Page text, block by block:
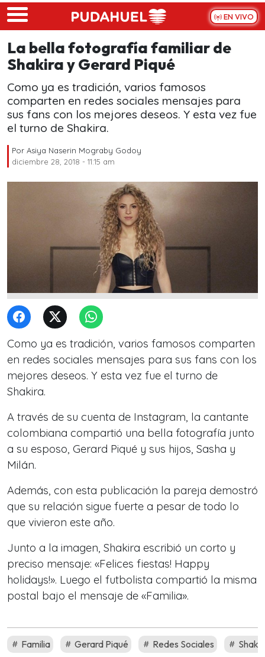
Skip to main content
EN VIVO
La bella fotografía familiar de
Shakira y Gerard Piqué
Como ya es tradición, varios famosos
comparten en redes sociales mensajes para
sus fans con los mejores deseos. Y esta vez fue
el turno de Shakira.
Por Asiya Naserin Mograby Godoy
diciembre 28, 2018 - 11:15 am
Como ya es tradición, varios famosos comparten
en redes sociales mensajes para sus fans con los
mejores deseos. Y esta vez fue el turno de
Shakira.
A través de su cuenta de Instagram, la cantante
colombiana compartió una bella fotografía junto
a su esposo, Gerard Piqué y sus hijos, Sasha y
Milán.
Además, con esta publicación la pareja demostró
que su relación sigue fuerte a pesar de todo lo
que vivieron este año.
Junto a la imagen, Shakira escribió un corto y
preciso mensaje: «Felices fiestas! Happy
holidays!». Luego el futbolista compartió la misma
postal bajo el mensaje de «Familia».
Familia Gerard Piqué Redes Sociales